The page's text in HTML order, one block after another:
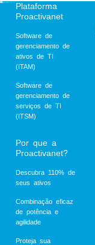
Plataforma
Proactivanet
Software de
gerenciamento de
ativos de TI
(ITAM)
Software de
gerenciamento de
serviços de TI
(ITSM)
Por que a
Proactivanet?
Descubra 110% de
seus ativos
Combinação eficaz
de potência e
agilidade
Proteja sua